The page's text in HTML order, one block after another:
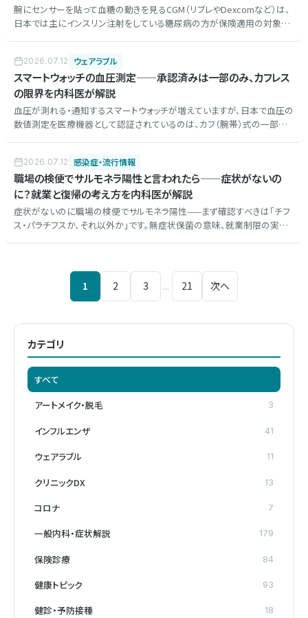
腕にセンサーを貼って血糖の動きを見るCGM（リブレやDexcomなど）は、
日本では主にインスリン注射をしている糖尿病の方が保険適用の対象で
2026.07.12 ウェアラブル
スマートウォッチの血圧測定——承認済みは一部のみ、カフレス
の限界を内科医が解説
血圧が測れる・通知するスマートウォッチが増えていますが、日本で血圧の
数値測定を医療機器として認証されているのは、カフ（腕帯）式の一部の
が解説しました。
2026.07.12 感染症・流行情報
職場の検便でサルモネラ陽性と言われたら——症状がないの
に？就業と復帰の考え方を内科医が解説
症状がないのに職場の検便でサルモネラ陽性——まず確認すべきは「チフ
ス・パラチフスか、それ以外か」です。無症状保菌の意味、就業制限の実際、
1 2 3 ... 21 次へ
カテゴリ
すべて
アートメイク・脱毛
3
インフルエンザ 41
ウェアラブル 11
クリニックDX 13
コロナ 7
一般内科・症状解説 179
保険診療 84
健康トピック 93
健診・予防接種 18